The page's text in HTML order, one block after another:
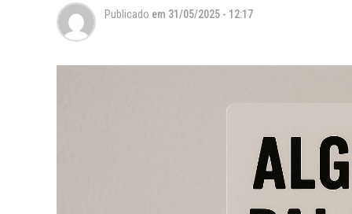
Publicado em 31/05/2025 - 12:17